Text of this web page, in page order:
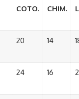
COTO. CHIM.
20 14
24 16